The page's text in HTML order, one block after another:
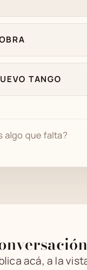
TANGO
algo que falta?
acá, a la